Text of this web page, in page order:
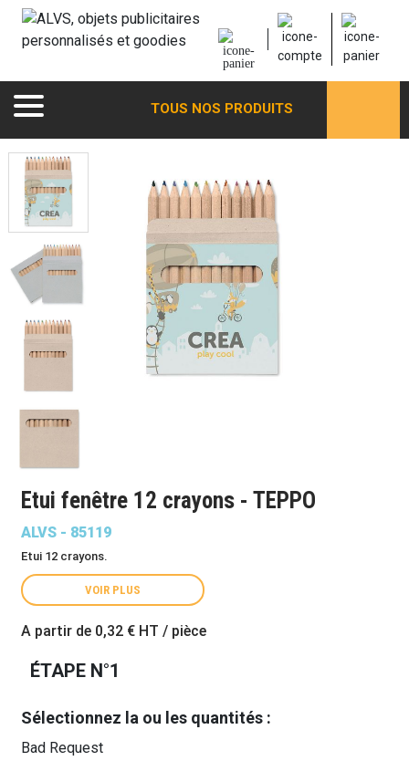
TOUS NOS PRODUITS
Etui fenêtre 12 crayons - TEPPO
ALVS - 85119
Etui 12 crayons.
VOIR PLUS
A partir de 0,32 € HT / pièce
ÉTAPE N°1
Sélectionnez la ou les quantités :
Bad Request